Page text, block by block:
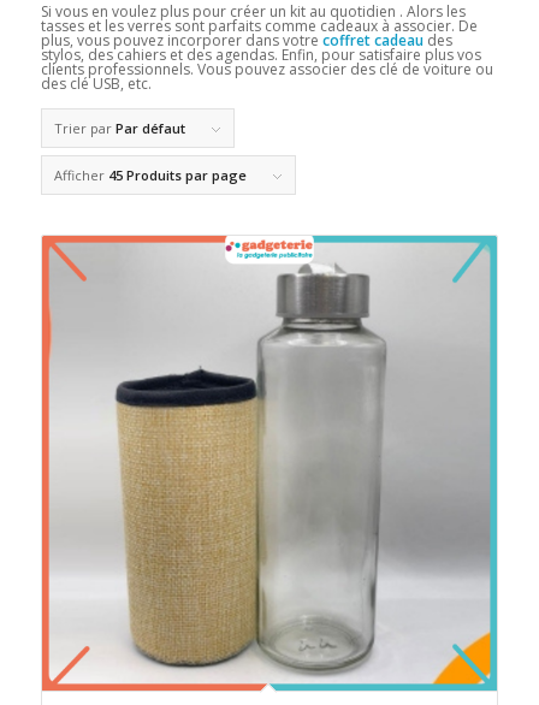
Si vous en voulez plus pour créer un kit au quotidien . Alors les
tasses et les verres sont parfaits comme cadeaux à associer. De
plus, vous pouvez incorporer dans votre coffret cadeaudes
stylos, des cahiers et des agendas. Enfin, pour satisfaire plus vos
clients professionnels. Vous pouvez associer des clé de voiture ou
des clé USB, etc.
Trier par Par défaut
Afficher 45 Produits par page